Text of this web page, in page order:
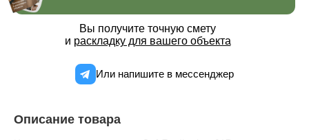
Вы получите точную смету
и раскладку для вашего объекта
Или напишите в мессенджер
Описание товара